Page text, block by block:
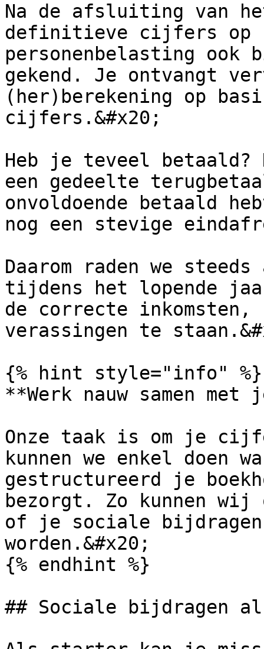
Na de afsluiting van
definitieve cijfers op
personenbelasting ook
gekend. Je ontvangt
(her)berekening op
cijfers.&#x20;
Heb je teveel
een gedeelte
onvoldoende betaald
nog een stevige
Daarom raden we
tijdens het lopende
de correcte inkomsten,
verassingen te
{% hint style="info" %}
**Werk nauw samen
Onze taak is om je
kunnen we enkel doen
gestructureerd je
bezorgt. Zo kunnen
of je sociale bijdragen
worden.&#x20;
{% endhint %}
## Sociale bijdragen